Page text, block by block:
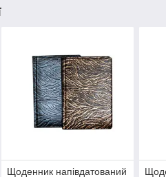
Щоденник напівдатований